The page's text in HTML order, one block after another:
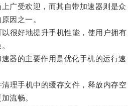
受欢迎，而其自带加速器则是众
因之一。
好地提升手机性能，使用户拥有
的主要作用是优化手机的运行速
手机中的缓存文件，释放内存空
流畅。